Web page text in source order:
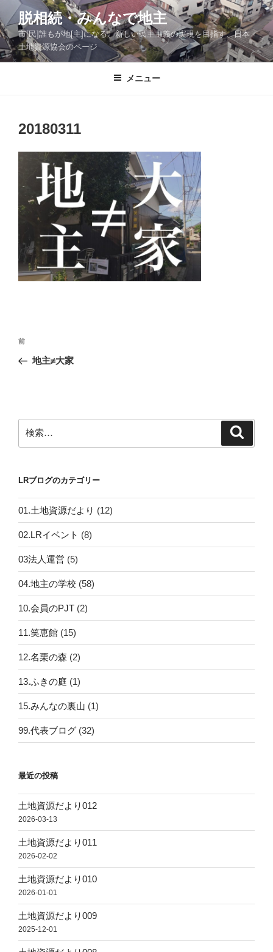
ン
テ
ン
ツ
脱相続・みんなで地主
市[民]誰もが地[主]になる、新しい民主主義の実現を目指す、日本
土地資源協会のページ
メニュー
20180311
投
ナ
ー
シ
前
の
前
地主≠大家
索:
LRブログのカテゴリー
01.土地資源だより (12)
02.LRイベント (8)
03法人運営 (5)
04.地主の学校 (58)
10.会員のPJT (2)
11.笑恵館 (15)
12.名栗の森 (2)
13.ふきの庭 (1)
15.みんなの裏山 (1)
99.代表ブログ (32)
最近の投稿
土地資源だより012
2026-03-13
土地資源だより011
2026-02-02
土地資源だより010
2026-01-01
土地資源だより009
2025-12-01